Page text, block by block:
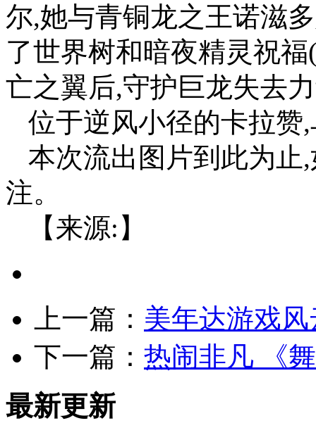
尔,她与青铜龙之王诺滋
了世界树和暗夜精灵祝
亡之翼后,守护巨龙失去
位于逆风小径的卡拉赞
本次流出图片到此为止
注。
【来源:】
上一篇： 美年达游戏
下一篇： 热闹非凡 《
最新更新